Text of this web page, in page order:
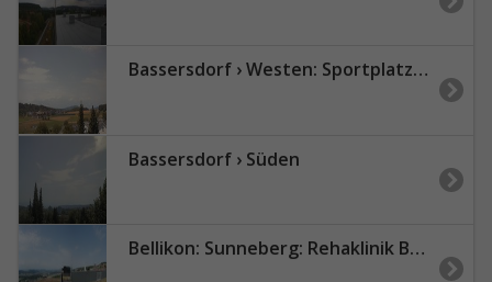
Bassersdorf › Westen: Sportplatz Acherwis
Bassersdorf › Süden
Bellikon: Sunneberg: Rehaklinik Bellikon